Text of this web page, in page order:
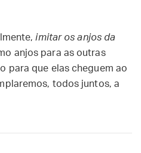
imitar os anjos da
anjos para as outras
para que elas cheguem ao
todos juntos, a